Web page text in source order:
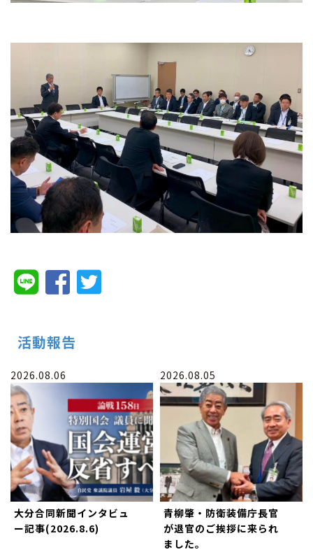
活動報告
2026.08.06
大分合同新聞インタビュ
ー記事(2026.8.6)
2026.08.05
青柳肇・防衛装備庁長官
が退官のご挨拶に来られ
ました。